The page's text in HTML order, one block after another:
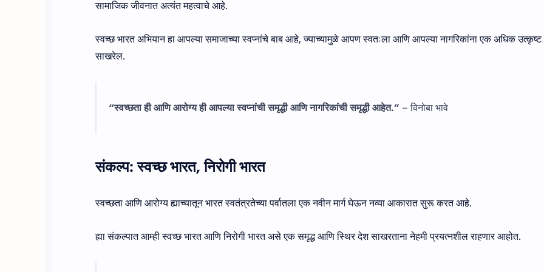
सामाजिक जीवनात अत्यंत महत्वाचे आहे.
स्वच्छ भारत अभियान हा आपल्या समाजाच्या स्वप्नांचे बाब आहे, ज्याच्यामुळे आपण स्वतःला आणि आपल्या नागरिकांना एक अधिक उत्कृष्ट
साखरेल.
“स्वच्छता ही आणि आरोग्य ही आपल्या स्वप्नांची समृद्धी आणि नागरिकांची समृद्धी आहेत.” – विनोबा भावे
संकल्प: स्वच्छ भारत, निरोगी भारत
स्वच्छता आणि आरोग्य ह्याच्यातून भारत स्वतंत्रतेच्या पर्वातला एक नवीन मार्ग घेऊन नव्या आकारात सुरू करत आहे.
ह्या संकल्पात आम्ही स्वच्छ भारत आणि निरोगी भारत असे एक समृद्ध आणि स्थिर देश साखरताना नेहमी प्रयत्नशील राहणार आहोत.